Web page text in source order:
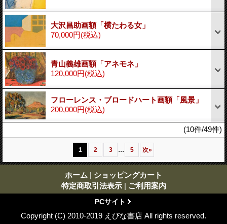
大沢昌助画額「横たわる女」
70,000円(税込)
青山義雄画額「アネモネ」
120,000円(税込)
フローレンス・ブロードハート画額「風景」
200,000円(税込)
(10件/49件)
1 2 3 ... 5 次»
ホーム | ショッピングカート
特定商取引法表示 | ご利用案内
PCサイト
Copyright (C) 2010-2019 えびな書店 All rights reserved.